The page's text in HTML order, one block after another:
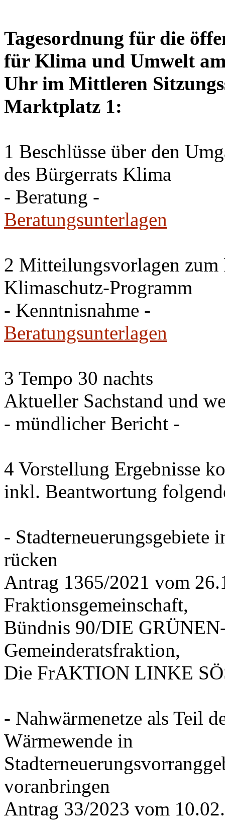
Tagesordnung für die
für Klima und Umwelt
Uhr im Mittleren
Marktplatz 1:
1 Beschlüsse über den
des Bürgerrats Klima
- Beratung -
Beratungsunterlagen
2 Mitteilungsvorlagen zum
Klimaschutz-Programm
- Kenntnisnahme -
Beratungsunterlagen
3 Tempo 30 nachts
Aktueller Sachstand und
- mündlicher Bericht -
4 Vorstellung Ergebnisse
inkl. Beantwortung
- Stadterneuerungsgebiete
rücken
Antrag 1365/2021 vom
Fraktionsgemeinschaft,
Bündnis 90/DIE
Gemeinderatsfraktion,
Die FrAKTION LINKE
- Nahwärmenetze als Teil
Wärmewende in
voranbringen
Antrag 33/2023 vom